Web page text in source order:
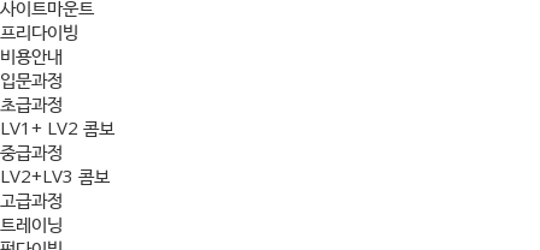
사이트마운트
프리다이빙
비용안내
입문과정
초급과정
LV1+ LV2 콤보
중급과정
LV2+LV3 콤보
고급과정
트레이닝